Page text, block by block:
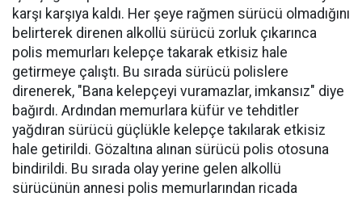
karşı karşıya kaldı. Her şeye rağmen sürücü olmadığını
belirterek direnen alkollü sürücü zorluk çıkarınca
polis memurları kelepçe takarak etkisiz hale
getirmeye çalıştı. Bu sırada sürücü polislere
direnerek, "Bana kelepçeyi vuramazlar, imkansız" diye
bağırdı. Ardından memurlara küfür ve tehditler
yağdıran sürücü güçlükle kelepçe takılarak etkisiz
hale getirildi. Gözaltına alınan sürücü polis otosuna
bindirildi. Bu sırada olay yerine gelen alkollü
sürücünün annesi polis memurlarından ricada